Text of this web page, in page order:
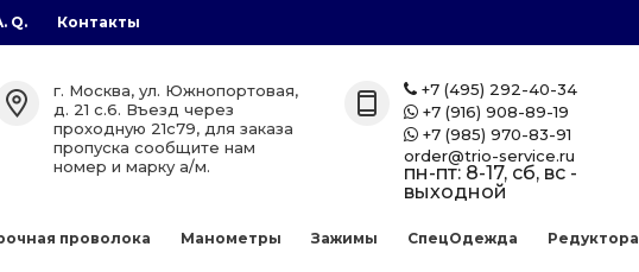
Q. Контакты
проволока Манометры Зажимы СпецОдежда Редуктора
г. Москва, ул. Южнопортовая,
д. 21 с.6. Въезд через
проходную 21с79, для заказа
пропуска сообщите нам
номер и марку а/м.
+7 (495) 292-40-34
+7 (916) 908-89-19
+7 (985) 970-83-91
order@trio-service.ru
пн-пт: 8-17, сб, вс -
выходной